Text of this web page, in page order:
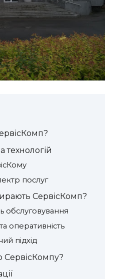
технологій
послуг
СервісКомп?
обслуговування
оперативність
підхід
СервісКомпу?